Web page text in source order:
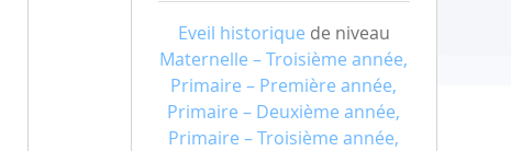
Eveil historique de niveau
Maternelle – Troisième année,
Primaire – Première année,
Primaire – Deuxième année,
Primaire – Troisième année,